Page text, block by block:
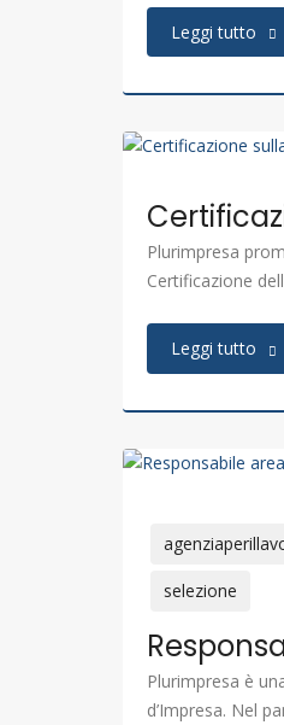
Leggi tutto
Plurimpresa
Certificazione
Leggi tutto
selezione
Plurimpresa è
d’Impresa. Nel